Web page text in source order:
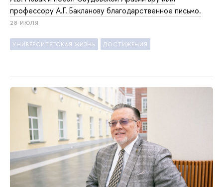
профессору А.Г. Бакланову благодарственное письмо.
28 ИЮЛЯ
УНИВЕРСИТЕТСКАЯ ЖИЗНЬ ДОСТИЖЕНИЯ